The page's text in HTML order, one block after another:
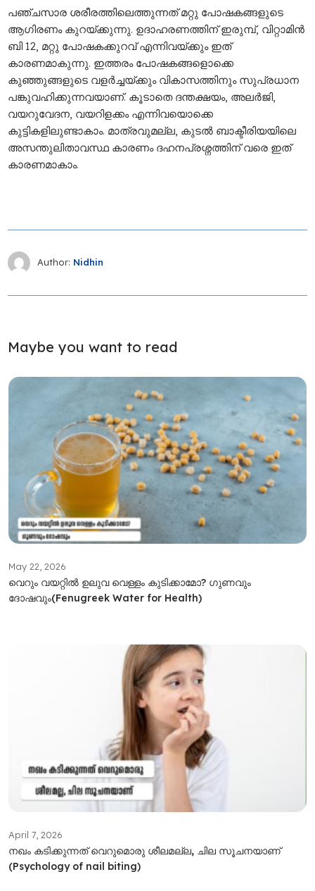
പഞ്ചസാര ശരീരത്തിലെത്തുന്നത് മറ്റു പോഷകങ്ങളുടെ
ആഗിരണം കുറയ്ക്കുന്നു. ഉദാഹരണത്തിന് ഇരുമ്പ്, വിറ്റാമിൻ
ബി 12, മറ്റു പോഷകക്കുറവ് എന്നിവയ്ക്കും ഇത്
കാരണമാകുന്നു. ഇത്തരം പോഷകങ്ങളൊക്കെ
കുഞ്ഞുങ്ങളുടെ വളർച്ചയ്ക്കും വികാസത്തിനും സുപ്രധാന
പങ്കുവഹിക്കുന്നവയാണ്. കൂടാതെ ദന്തക്ഷയം, അലർജി,
വയറുവേദന, വയറിളക്കം എന്നിവയൊക്കെ
കുട്ടികളിലുണ്ടാകാം. മാത്രവുമല്ല, കുടൽ ബാക്ടീരിയയിലെ
അസന്തുലിതാവസ്ഥ കാരണം ദഹനപ്രശ്നത്തിന് വരെ ഇത്
കാരണമാകാം.
Author: Nidhin
Maybe you want to read
May 22, 2026
വെറും വയറ്റിൽ ഉലുവ വെള്ളം കുടിക്കാമോ? ഗുണവും
ദോഷവും(Fenugreek Water for Health)
April 7, 2026
നഖം കടിക്കുന്നത് വെറുമൊരു ശീലമല്ല, ചില സൂചനയാണ്
(Psychology of nail biting)